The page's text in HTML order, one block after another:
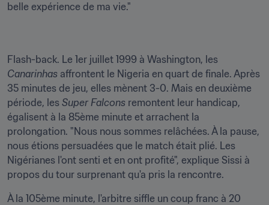
belle expérience de ma vie."
Canarinhas affrontent le Nigeria en quart de finale. Après
35 minutes de jeu, elles mènent 3-0. Mais en deuxième
période, les Super Falcons remontent leur handicap,
égalisent à la 85ème minute et arrachent la
prolongation. "Nous nous sommes relâchées. À la pause,
nous étions persuadées que le match était plié. Les
Nigérianes l'ont senti et en ont profité", explique Sissi à
propos du tour surprenant qu'a pris la rencontre.
À la 105ème minute, l'arbitre siffle un coup franc à 20